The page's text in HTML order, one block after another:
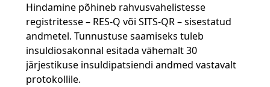
Hindamine põhineb rahvusvahelistesse
registritesse – RES-Q või SITS-QR – sisestatud
andmetel. Tunnustuse saamiseks tuleb
insuldiosakonnal esitada vähemalt 30
järjestikuse insuldipatsiendi andmed vastavalt
protokollile.